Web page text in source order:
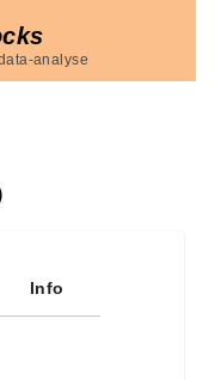
analyse
Info